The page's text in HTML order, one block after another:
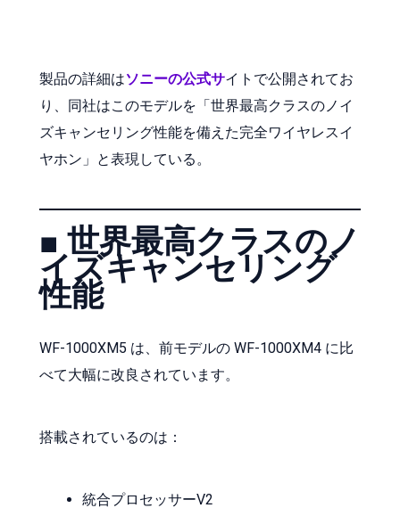
製品の詳細はソニーの公式サイトで公開されてお
り、同社はこのモデルを「世界最高クラスのノイ
ズキャンセリング性能を備えた完全ワイヤレスイ
ヤホン」と表現している。
■ 世界最高クラスのノ
イズキャンセリング
性能
WF-1000XM5 は、前モデルの WF-1000XM4 に比
べて大幅に改良されています。
搭載されているのは：
統合プロセッサーV2